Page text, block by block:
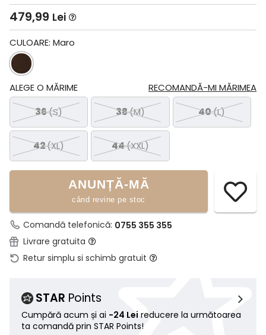
479,99 Lei
CULOARE: Maro
RECOMANDĂ-MI MĂRIMEA
ALEGE O MĂRIME
36(S) 38(M) 40(L)
42(XL) 44(XXL)
ANUNȚĂ-MĂ
când revine pe stoc
Comandă telefonică: 0755 355 355
Livrare gratuita
Retur simplu si schimb gratuit
STAR Points
Cumpără acum și ai -24 Lei reducere la următoarea
ta comandă prin STAR Points!